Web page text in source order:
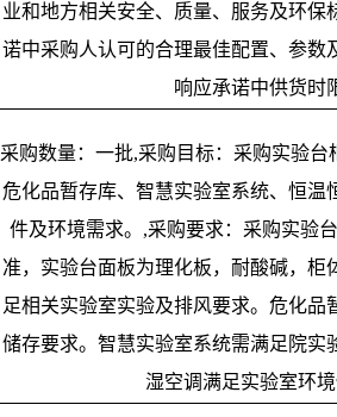
业和地方相关安全、质量、服务及环保
诺中采购人认可的合理最佳配置、参数
响应承诺中供货时
采购数量：一批,采购目标：采购实验
危化品暂存库、智慧实验室系统、恒温
件及环境需求。,采购要求：采购实验
准，实验台面板为理化板，耐酸碱，柜
足相关实验室实验及排风要求。危化品
储存要求。智慧实验室系统需满足院实
湿空调满足实验室环